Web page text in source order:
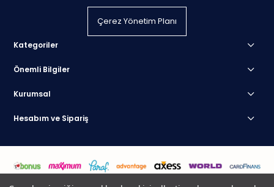
Çerez Yönetim Planı
Kategoriler
Önemli Bilgiler
Kurumsal
Hesabım ve Sipariş